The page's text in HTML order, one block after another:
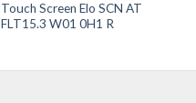
Touch Screen Elo SCN AT
FLT15.3 W01 0H1 R